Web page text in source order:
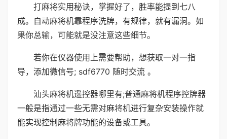
打麻将实用秘诀，掌握好了，胜率能提到七八
成。自动麻将机靠程序洗牌，有规律，就有漏洞。如
果你总输，可能就是没注意这些细节。
若你在仪器使用上需要帮助，想获取一对一指
导，添加微信号; sdf6770 随时交流 。
汕头麻将机遥控器哪里有;普通麻将机程序控牌器
一般是指通过一些无需对麻将机进行复杂安装操作就
能实现控制麻将牌功能的设备或工具。